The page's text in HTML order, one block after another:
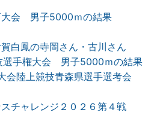
大会 男子5000ｍの結果
白鳳の寺岡さん・古川さん
選手権大会 男子5000ｍの結果
会陸上競技青森県選手選考会
スチャレンジ２０２６第４戦